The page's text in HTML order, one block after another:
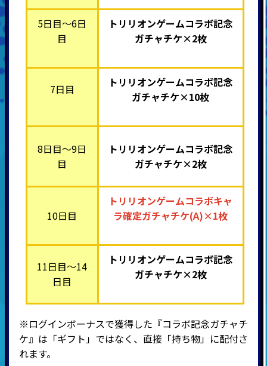
5日目～6日
目
トリリオンゲームコラボ記念
ガチャチケ×2枚
7日目
トリリオンゲームコラボ記念
ガチャチケ×10枚
8日目～9日
目
トリリオンゲームコラボ記念
ガチャチケ×2枚
10日目
トリリオンゲームコラボキャ
ラ確定ガチャチケ(A)×1枚
11日目～14
日目
トリリオンゲームコラボ記念
ガチャチケ×2枚
※ログインボーナスで獲得した『コラボ記念ガチャチ
ケ』は「ギフト」ではなく、直接「持ち物」に配付さ
れます。